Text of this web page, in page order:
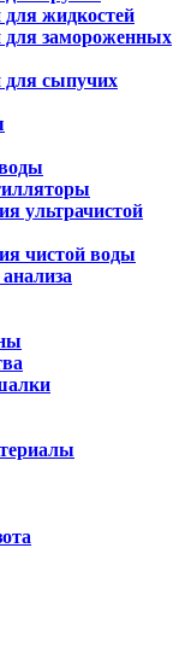
жидкостей
для замороженных
для сыпучих
ультрачистой
чистой воды